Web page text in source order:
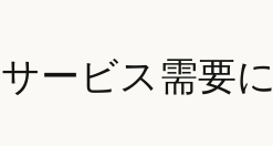
ービス需要に